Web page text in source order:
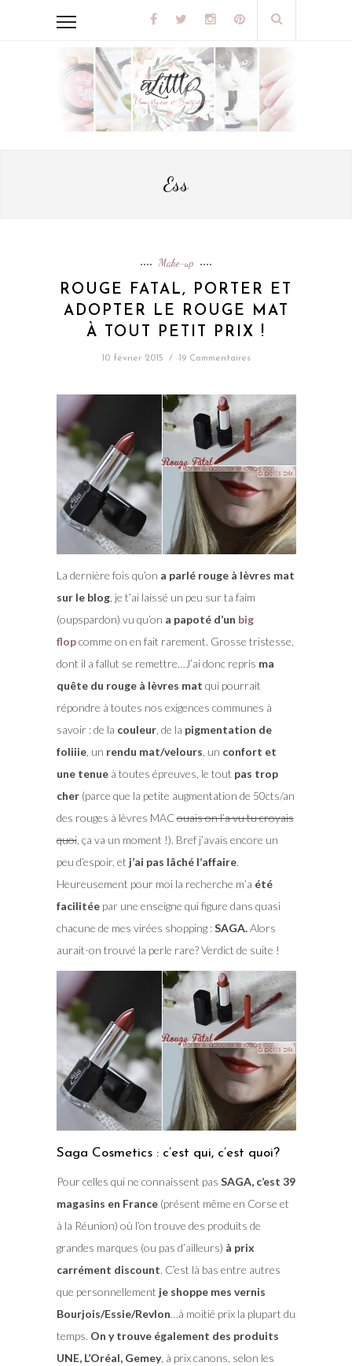
Ess
Make-up
ROUGE FATAL, PORTER ET
ADOPTER LE ROUGE MAT
À TOUT PETIT PRIX !
10 février 2015 / 19 Commentaires
La dernière fois qu’on a parlé rouge à lèvres mat
sur le blog, je t’ai laissé un peu sur ta faim
(oupspardon) vu qu’on a papoté d’un big
flopcomme on en fait rarement. Grosse tristesse,
dont il a fallut se remettre…J’ai donc repris ma
quête du rouge à lèvres mat qui pourrait
répondre à toutes nos exigences communes à
savoir : de la couleur, de la pigmentation de
foliiie, un rendu mat/velours , un confort et
une tenueà toutes épreuves, le tout pas trop
cher(parce que la petite augmentation de 50cts/an
des rouges à lèvres MACouais on l’a vu tu croyais
quoi, ça va un moment !). Bref j’avais encore un
peu d’espoir, et j’ai pas lâché l’affaire.
Heureusement pour moi la recherche m’a été
facilitéepar une enseigne qui figure dans quasi
chacune de mes virées shopping :SAGA.Alors
aurait-on trouvé la perle rare? Verdict de suite !
Saga Cosmetics : c’est qui, c’est quoi?
Pour celles qui ne connaissent pas SAGA, c’est 39
magasins en France(présent même en Corse et
à la Réunion) où l’on trouve des produits de
grandes marques (ou pas d’ailleurs) à prix
carrément discount. C’est là bas entre autres
que personnellement je shoppe mes vernis
Bourjois/Essie/Revlon…à moitié prix la plupart du
temps. On y trouve également des produits
UNE, L’Oréal, Gemey, à prix canons, selon les